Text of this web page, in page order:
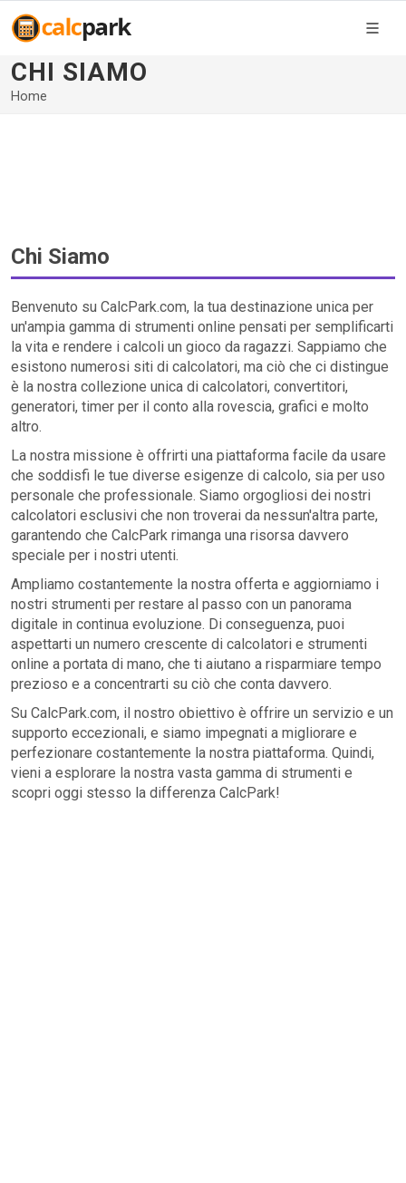
CHI SIAMO
Home
Chi Siamo
Benvenuto su CalcPark.com, la tua destinazione unica per
un'ampia gamma di strumenti online pensati per semplificarti
la vita e rendere i calcoli un gioco da ragazzi. Sappiamo che
esistono numerosi siti di calcolatori, ma ciò che ci distingue
è la nostra collezione unica di calcolatori, convertitori,
generatori, timer per il conto alla rovescia, grafici e molto
altro.
La nostra missione è offrirti una piattaforma facile da usare
che soddisfi le tue diverse esigenze di calcolo, sia per uso
personale che professionale. Siamo orgogliosi dei nostri
calcolatori esclusivi che non troverai da nessun'altra parte,
garantendo che CalcPark rimanga una risorsa davvero
speciale per i nostri utenti.
Ampliamo costantemente la nostra offerta e aggiorniamo i
nostri strumenti per restare al passo con un panorama
digitale in continua evoluzione. Di conseguenza, puoi
aspettarti un numero crescente di calcolatori e strumenti
online a portata di mano, che ti aiutano a risparmiare tempo
prezioso e a concentrarti su ciò che conta davvero.
Su CalcPark.com, il nostro obiettivo è offrire un servizio e un
supporto eccezionali, e siamo impegnati a migliorare e
perfezionare costantemente la nostra piattaforma. Quindi,
vieni a esplorare la nostra vasta gamma di strumenti e
scopri oggi stesso la differenza CalcPark!